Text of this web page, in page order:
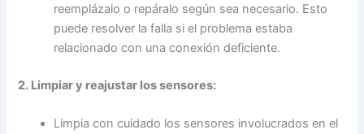
reemplázalo o repáralo según sea necesario. Esto
puede resolver la falla si el problema estaba
relacionado con una conexión deficiente.
2. Limpiar y reajustar los sensores:
Limpia con cuidado los sensores involucrados en el